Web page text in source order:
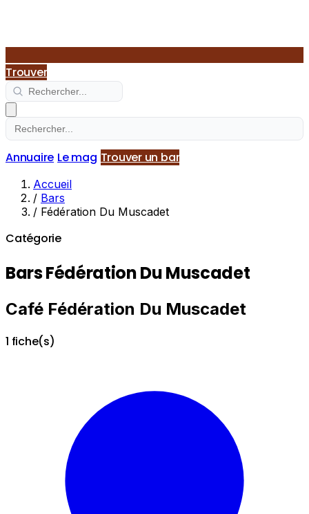
Trouver
Annuaire Le mag Trouver un bar
Accueil
/ Bars
/ Fédération Du Muscadet
Catégorie
Bars Fédération Du Muscadet
Café Fédération Du Muscadet
1 fiche(s)